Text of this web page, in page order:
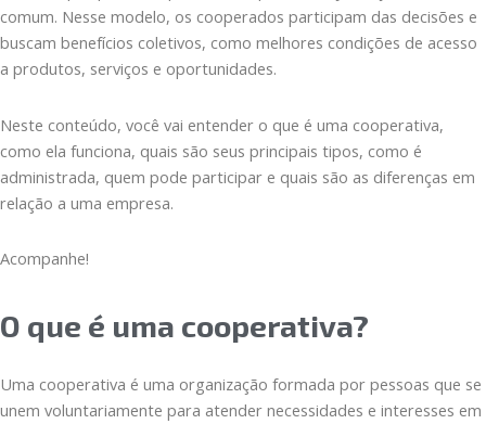
comum. Nesse modelo, os cooperados participam das decisões e
buscam benefícios coletivos, como melhores condições de acesso
a produtos, serviços e oportunidades.
Neste conteúdo, você vai entender o que é uma cooperativa,
como ela funciona, quais são seus principais tipos, como é
administrada, quem pode participar e quais são as diferenças em
relação a uma empresa.
Acompanhe!
O que é uma cooperativa?
Uma cooperativa é uma organização formada por pessoas que se
unem voluntariamente para atender necessidades e interesses em